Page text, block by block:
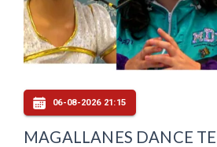
06-08-2026 21:15
MAGALLANES DANCE